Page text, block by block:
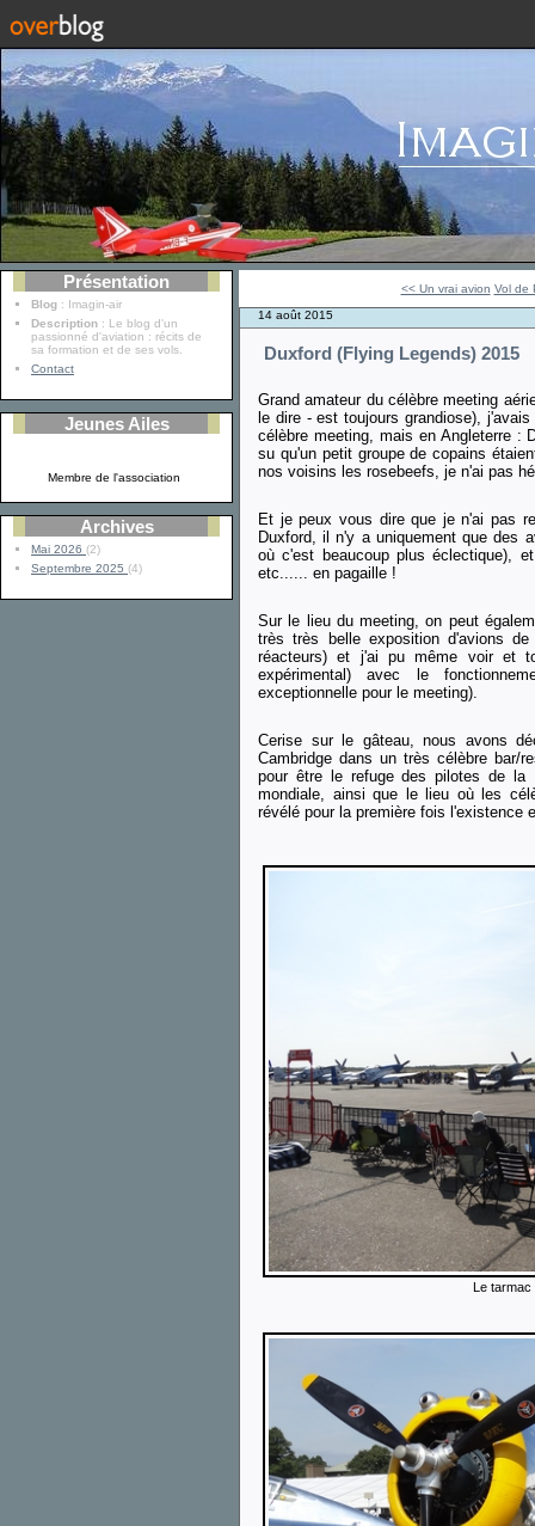
Présentation
Blog : Imagin-air
Description : Le blog d'un
passionné d'aviation : récits de
sa formation et de ses vols.
Contact
Jeunes Ailes
Membre de l'association
Archives
Mai 2026 (2)
Septembre 2025 (4)
<< Un vrai avion Vol de
14 août 2015
Duxford (Flying Legends) 2015
Grand amateur du célèbre meeting
le dire - est toujours grandiose),
célèbre meeting, mais en Angleterre :
su qu'un petit groupe de copains
nos voisins les rosebeefs, je n'ai pas
Et je peux vous dire que je n'ai pas
Duxford, il n'y a uniquement que des
où c'est beaucoup plus éclectique),
etc...... en pagaille !
Sur le lieu du meeting, on peut
très très belle exposition d'avions
réacteurs) et j'ai pu même voir et
expérimental) avec le
exceptionnelle pour le meeting).
Cerise sur le gâteau, nous avons
Cambridge dans un très célèbre bar/
pour être le refuge des pilotes de la
mondiale, ainsi que le lieu où les
révélé pour la première fois l'existence
Le tarmac